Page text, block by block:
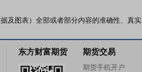
及图表）全部或者部分内容的准确性、真实
东方财富期货 期货交易
期货手机开户